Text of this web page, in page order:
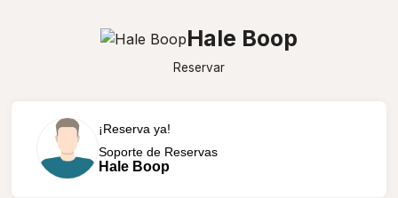
Hale Boop
Reservar
¡Reserva ya!
Soporte de Reservas
Hale Boop